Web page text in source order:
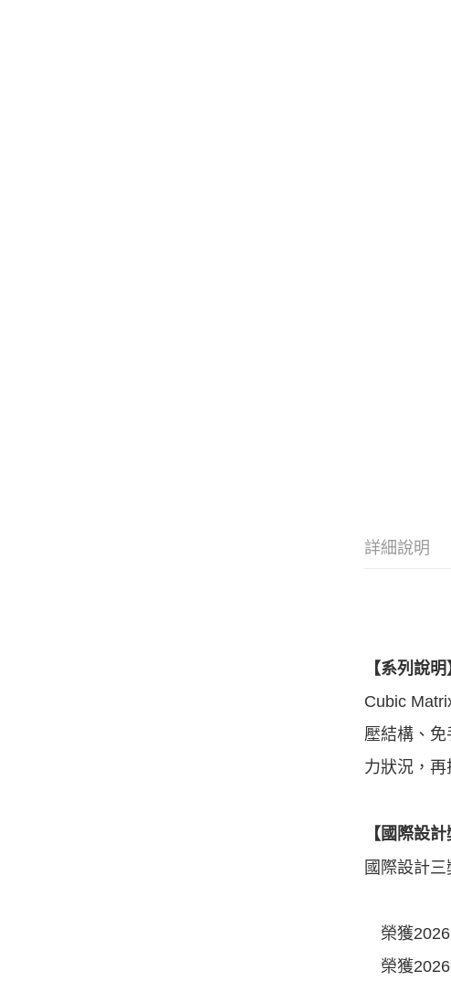
詳細說明
【系列說明
Cubic
壓結構、
力狀況，再
【國際設計
國際設計
榮獲2026
榮獲2026